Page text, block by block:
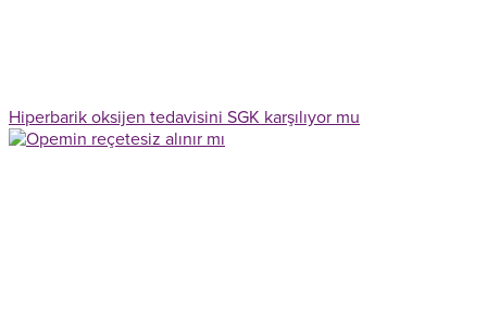
Hiperbarik oksijen tedavisini SGK karşılıyor mu